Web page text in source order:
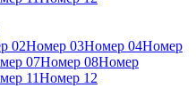
02Номер 03Номер 04Номер
07Номер 08Номер
11Номер 12